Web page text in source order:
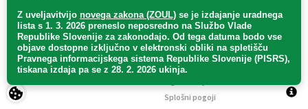
Z uveljavitvijo novega zakona (ZOUL) se je izdajanje uradnega
lista s 1. 3. 2026 preneslo neposredno na Službo Vlade
Republike Slovenije za zakonodajo. Od tega datuma bodo vse
objave dostopne izključno v elektronski obliki na spletišču
Pravnega informacijskega sistema Republike Slovenije (PISRS),
tiskana izdaja pa se z 28. 2. 2026 ukinja.
Aktualni članki
Naroči se na novice
O podjetju|About
Kontakt
Informacije javnega značaja
Splošni pogoji